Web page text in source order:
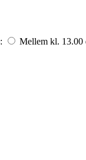
Mellem kl. 13.00